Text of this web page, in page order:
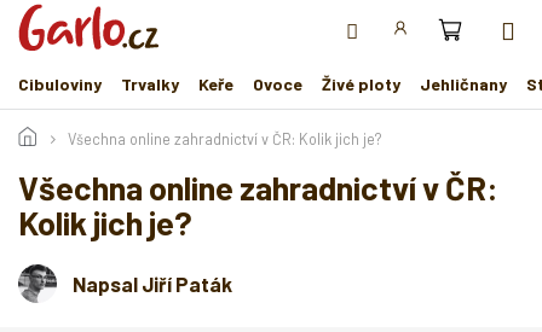
Přejít
obsah
Cibuloviny
Trvalky Keře Ovoce Živé ploty Jehličnany
Všechna online zahradnictví v ČR: Kolik jich je?
Všechna online zahradnictví v ČR:
Kolik jich je?
Napsal Jiří Paták